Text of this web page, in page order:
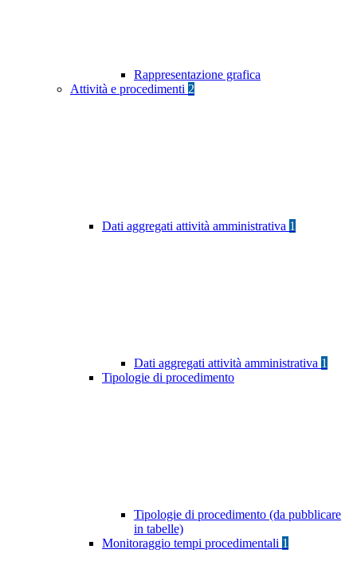
Rappresentazione grafica
Attività e procedimenti 2
Dati aggregati attività amministrativa 1
Dati aggregati attività amministrativa 1
Tipologie di procedimento
Tipologie di procedimento (da pubblicare
in tabelle)
Monitoraggio tempi procedimentali 1